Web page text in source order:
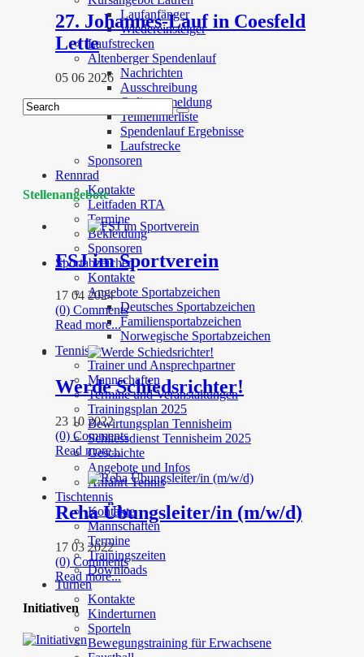
Laufanfänger
Wiedereinsteiger
Laufstrecken
Altenberger Spendenlauf
Nachrichten
Ausschreibung
Onlineanmeldung
Teilnehmerliste
Spendenlauf Ergebnisse
Laufstrecke
Sponsoren
Rennrad
Kontakte
Leitfaden RTA
Termine
Bekleidung
Sponsoren
Sportabzeichen
Kontakte
Angebote Sportabzeichen
Deutsches Sportabzeichen
Familiensportabzeichen
Norwegische Sportabzeichen
Tennis
Trainer und Ansprechpartner
Mannschaften
Termine und Veranstaltungen
Trainingsplan 2025
Bewirtungsplan Tennisheim
Schliessdienst Tennisheim 2025
Geschichte
Angebote und Infos
Anfahrt Tennis
Tischtennis
Kontakte
Mannschaften
Termine
Trainingszeiten
Downloads
Turnen
Kontakte
Kinderturnen
Sporteln
Bewegungstraining für Erwachsene
27. Johannes-Lauf in Coesfeld
Lette
05 06 2026
Stellenangebote
FSJ im Sportverein
17 04 2024
(0) Comments
Read more...
Werde Schiedsrichter!
23 10 2022
(0) Comments
Read more...
Reha Übungsleiter/in (m/w/d)
17 03 2022
(0) Comments
Read more...
Initiativen